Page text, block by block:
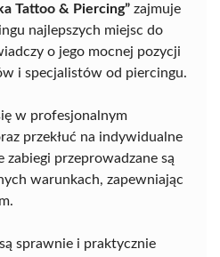
Tattoo & Piercing” zajmuje
najlepszych miejsc do
o jego mocnej pozycji
i specjalistów od piercingu.
w profesjonalnym
przekłuć na indywidualne
zabiegi przeprowadzane są
warunkach, zapewniając
sprawnie i praktycznie